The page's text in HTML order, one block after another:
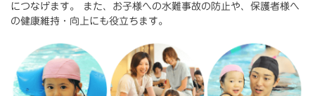
につなげます。 また、お子様への水難事故の防止や、保護者様へ
の健康維持・向上にも役立ちます。